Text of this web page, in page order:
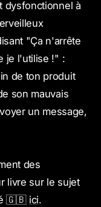
dysfonctionnel à
"Ça n'arrête
je l'utilise !" :
de ton produit
son mauvais
un message,
des
livre sur le sujet
🇬🇧 ici.